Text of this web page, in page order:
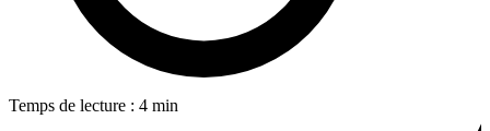
Temps de lecture : 4 min